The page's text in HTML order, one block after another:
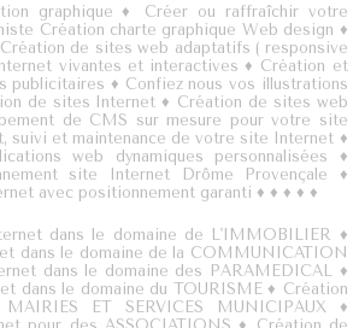
graphique ♦ Créer ou raffraîchir votre
Création charte graphique Web design ♦
Création de sites web adaptatifs ( responsive
vivantes et interactives♦ Création et
publicitaires ♦ Confiez nous vos illustrations
de sites Internet ♦ Création de sites web
de CMS sur mesure pour votre site
suivi et maintenance de votre site Internet ♦
web dynamiques personnalisées ♦
site Internet Drôme Provençale ♦
avec positionnement garanti ♦♦♦♦♦
dans le domaine de L'IMMOBILIER ♦
dans le domaine de la COMMUNICATION
dans le domaine des PARAMEDICAL
♦
dans le domaine du TOURISME♦ Création
ET SERVICES MUNICIPAUX ♦